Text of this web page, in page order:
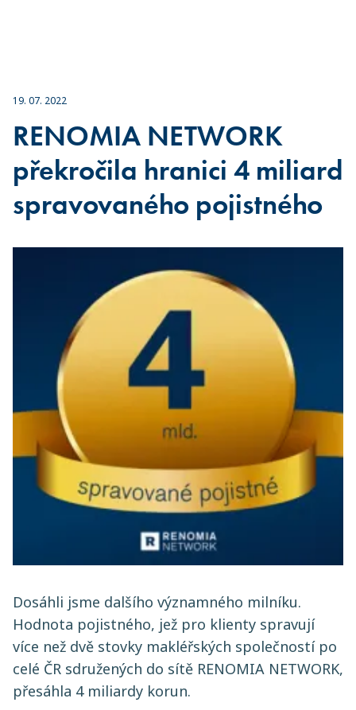
19. 07. 2022
RENOMIA NETWORK
překročila hranici 4 miliard
spravovaného pojistného
Dosáhli jsme dalšího významného milníku.
Hodnota pojistného, jež pro klienty spravují
více než dvě stovky makléřských společností po
celé ČR sdružených do sítě RENOMIA NETWORK,
přesáhla 4 miliardy korun.